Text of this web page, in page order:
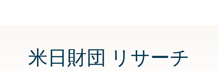
米日財団 リサーチ